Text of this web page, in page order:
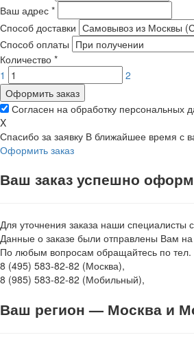
Ваш адрес *
Способ доставки
Способ оплаты
Количество *
1
2
Оформить заказ
Согласен на обработку персональных
X
Спасибо за заявку В ближайшее время с
Оформить заказ
Ваш заказ успешно
Для уточнения заказа наши
Данные о заказе были отправлены Вам на
По любым вопросам обращайтесь по тел.
8 (495) 583-82-82 (Москва),
8 (985) 583-82-82 (Мобильный),
Ваш регион — Москва и